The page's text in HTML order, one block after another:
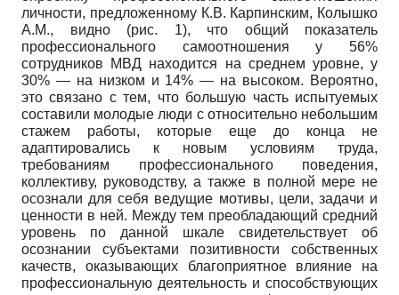
личности, предложенному К.В. Карпинским, Колышко
А.М., видно (рис. 1), что общий показатель
профессионального самоотношения у 56%
сотрудников МВД находится на среднем уровне, у
30% — на низком и 14% — на высоком. Вероятно,
это связано с тем, что большую часть испытуемых
составили молодые люди с относительно небольшим
стажем работы, которые еще до конца не
адаптировались к новым условиям труда,
требованиям профессионального поведения,
коллективу, руководству, а также в полной мере не
осознали для себя ведущие мотивы, цели, задачи и
ценности в ней. Между тем преобладающий средний
уровень по данной шкале свидетельствует об
осознании субъектами позитивности собственных
качеств, оказывающих благоприятное влияние на
профессиональную деятельность и способствующих